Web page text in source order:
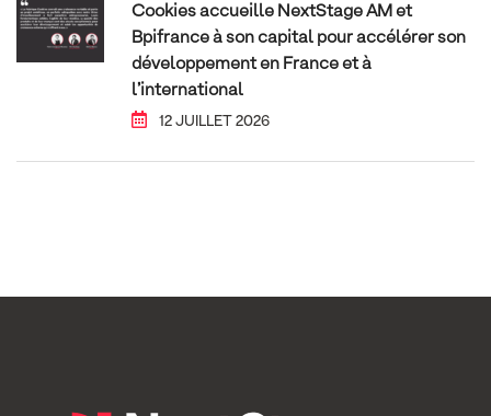
Cookies accueille NextStage AM et
Bpifrance à son capital pour accélérer son
développement en France et à
l’international
12 JUILLET 2026